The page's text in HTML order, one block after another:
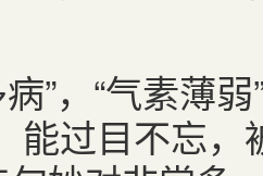
”，“气素薄
能过目不忘，